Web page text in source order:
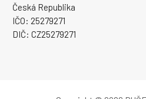
Česká Republika
IČO: 25279271
DIČ: CZ25279271